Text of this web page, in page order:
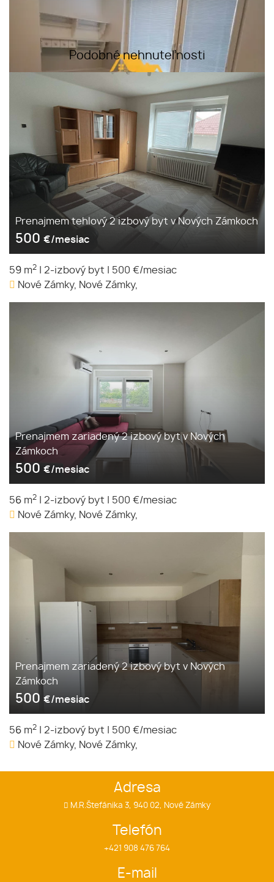
Podobné nehnuteľnosti
Prenajmem tehlový 2 izbový byt v Nových Zámkoch
500 €/mesiac
59 m2 2-izbový byt
500 €/mesiac
Nové Zámky, Nové Zámky,
Prenajmem zariadený 2 izbový byt v Nových
Zámkoch
500 €/mesiac
56 m2 2-izbový byt
500 €/mesiac
Nové Zámky, Nové Zámky,
Prenajmem zariadený 2 izbový byt v Nových
Zámkoch
500 €/mesiac
56 m2 2-izbový byt
500 €/mesiac
Nové Zámky, Nové Zámky,
Adresa
M.R.Štefánika 3, 940 02, Nové Zámky
Telefón
+421 908 476 764
E-mail